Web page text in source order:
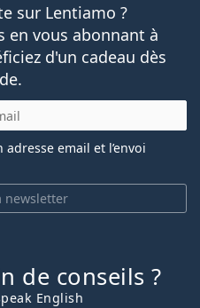
sur Lentiamo ?
en vous abonnant à
d'un cadeau dès
newsletter
adresse email et l’envoi
de conseils ?
English